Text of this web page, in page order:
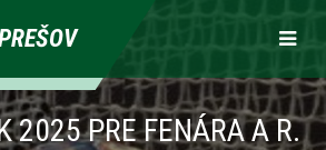
2025 PRE FENÁRA A R.